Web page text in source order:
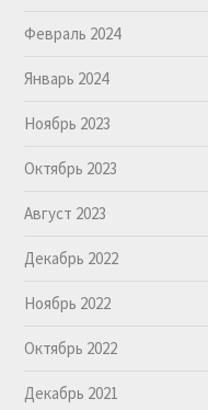
Февраль 2024
Январь 2024
Ноябрь 2023
Октябрь 2023
Август 2023
Декабрь 2022
Ноябрь 2022
Октябрь 2022
Декабрь 2021